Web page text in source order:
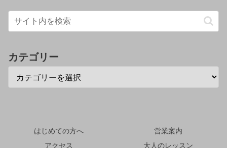
カテゴリー
はじめての方へ
営業案内
アクセス
大人のレッスン